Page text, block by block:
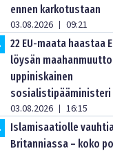
ennen karkotustaan
03.08.2026 | 09:21
22 EU-maata haastaa
löysän
uppiniskainen
sosialistipääministeri
03.08.2026 | 16:15
Islamisaatiolle
Britanniassa – koko